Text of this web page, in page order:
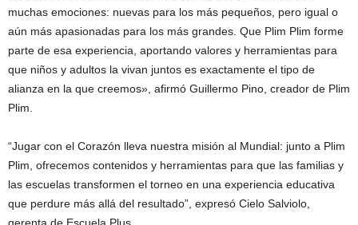
muchas emociones: nuevas para los más pequeños, pero igual o
aún más apasionadas para los más grandes. Que Plim Plim forme
parte de esa experiencia, aportando valores y herramientas para
que niños y adultos la vivan juntos es exactamente el tipo de
alianza en la que creemos», afirmó Guillermo Pino, creador de Plim
Plim.
“Jugar con el Corazón lleva nuestra misión al Mundial: junto a Plim
Plim, ofrecemos contenidos y herramientas para que las familias y
las escuelas transformen el torneo en una experiencia educativa
que perdure más allá del resultado”, expresó Cielo Salviolo,
gerenta de Escuela Plus.